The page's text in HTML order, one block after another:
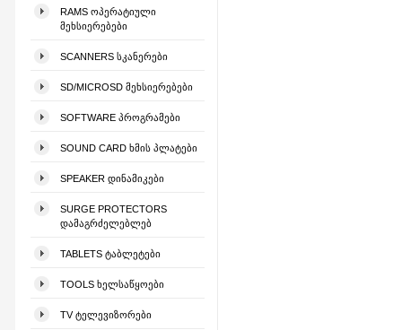
RAMS ᲝᲞᲔᲠᲐᲢᲘᲣᲚᲘ
ᲛᲔᲮᲡᲘᲔᲠᲔᲑᲔᲑᲘ
SCANNERS ᲡᲙᲐᲜᲔᲠᲔᲑᲘ
SD/MICROSD ᲛᲔᲮᲡᲘᲔᲠᲔᲑᲔᲑᲘ
SOFTWARE ᲞᲠᲝᲒᲠᲐᲛᲔᲑᲘ
SOUND CARD ᲮᲛᲘᲡ ᲞᲚᲐᲢᲔᲑᲘ
SPEAKER ᲓᲘᲜᲐᲛᲘᲙᲔᲑᲘ
SURGE PROTECTORS
ᲓᲐᲛᲐᲒᲠᲫᲔᲚᲔᲑᲚᲔᲑ
TABLETS ᲢᲐᲑᲚᲔᲢᲔᲑᲘ
TOOLS ᲮᲔᲚᲡᲐᲬᲧᲝᲔᲑᲘ
TV ᲢᲔᲚᲔᲕᲘᲖᲝᲠᲔᲑᲘ